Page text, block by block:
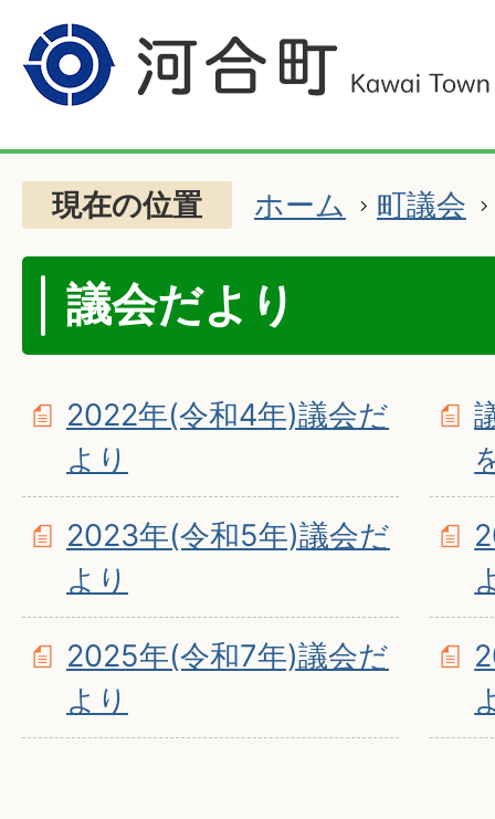
現在の位置 ホーム 町議会
議会だより
2022年(令和4年)議会だ
より
2023年(令和5年)議会だ
より
2025年(令和7年)議会だ
より